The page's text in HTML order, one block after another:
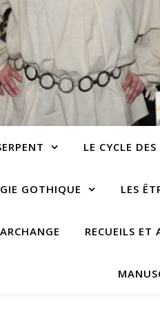
LE CYCLE
GOTHIQUE LES
RECUEILS ET